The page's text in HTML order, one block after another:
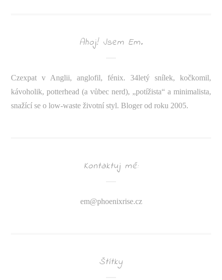
Ahoj! Jsem Em.
Czexpat v Anglii, anglofil, fénix. 34letý snílek, kočkomil,
kávoholik, potterhead (a vůbec nerd), „potížista“ a minimalista,
snažící se o low-waste životní styl. Bloger od roku 2005.
Kontaktuj mě:
em@phoenixrise.cz
Štítky